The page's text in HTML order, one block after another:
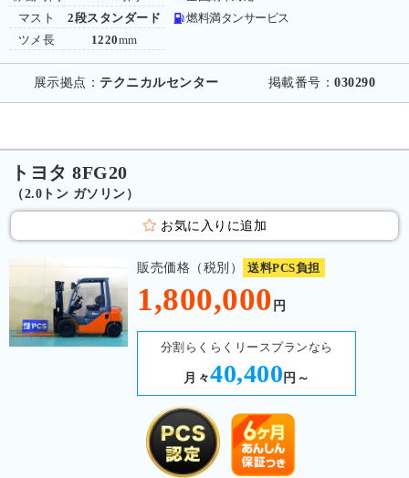
マスト
ツメ長
2段スタンダード
1220mm
燃料満タンサービス
展示拠点： テクニカルセンター 掲載番号：030290
トヨタ 8FG20
（2.0トン ガソリン）
お気に入りに追加
販売価格（税別） 送料PCS負担
1,800,000 円
分割らくらくリースプランなら
月々40,400 円～